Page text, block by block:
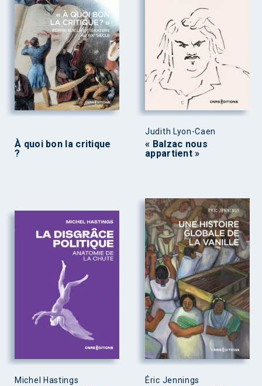
À quoi bon la critique
?
Judith Lyon-Caen
« Balzac nous
appartient »
Michel Hastings Éric Jennings